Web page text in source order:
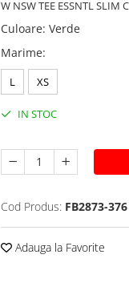
W NSW TEE ESSNTL SLIM
Culoare: Verde
Marime:
L XS
IN STOC
Cod Produs: FB2873-376
Adauga la Favorite